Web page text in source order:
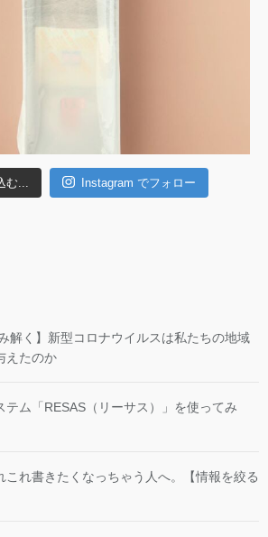
む... Instagram でフォロー
解く】新型コロナウイルスは私たちの地域
えたのか
テム「RESAS（リーサス）」を使ってみ
これ書きたくなっちゃう人へ。【情報を絞る